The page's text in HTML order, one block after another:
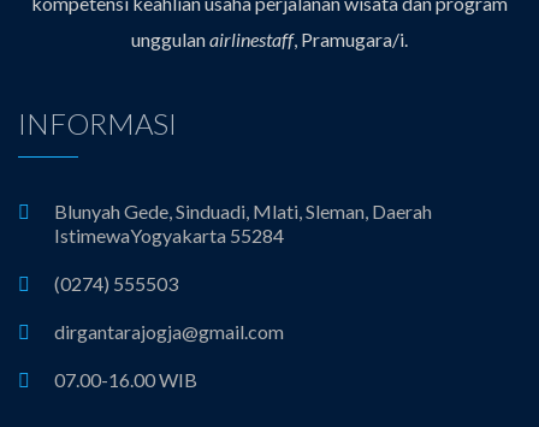
unggulanairlinestaff, Pramugara/i.
INFORMASI
Blunyah Gede, Sinduadi, Mlati, Sleman, Daerah
IstimewaYogyakarta 55284
(0274) 555503
dirgantarajogja@gmail.com
07.00-16.00 WIB